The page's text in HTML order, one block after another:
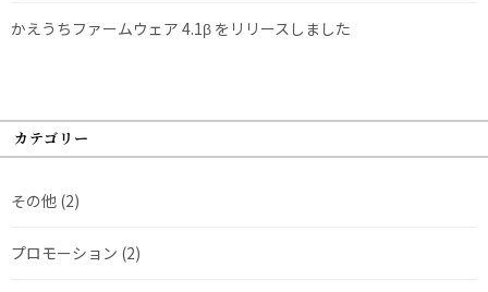
かえうちファームウェア 4.1β をリリースしました
カテゴリー
その他 (2)
プロモーション (2)